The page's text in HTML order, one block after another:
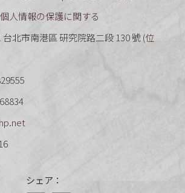
個人情報の保護に関する
北市南港區 研究院路二段 130 號 (位
シェア：